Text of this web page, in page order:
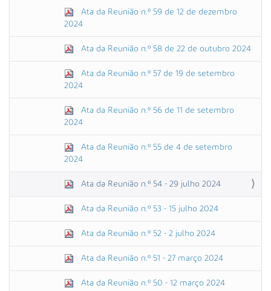
Ata da Reunião n.º 59 de 12 de dezembro
2024
Ata da Reunião n.º 58 de 22 de outubro 2024
Ata da Reunião n.º 57 de 19 de setembro
2024
Ata da Reunião n.º 56 de 11 de setembro
2024
Ata da Reunião n.º 55 de 4 de setembro
2024
Ata da Reunião n.º 54 - 29 julho 2024
Ata da Reunião n.º 53 - 15 julho 2024
Ata da Reunião n.º 52 - 2 julho 2024
Ata da Reunião n.º 51 - 27 março 2024
Ata da Reunião n.º 50 - 12 março 2024